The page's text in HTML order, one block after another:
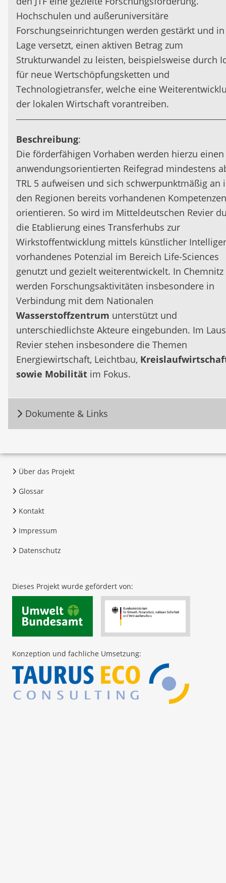
Hochschulen und außeruniversitäre
Forschungseinrichtungen werden gestärkt und
Lage versetzt, einen aktiven Betrag zum
Strukturwandel zu leisten, beispielsweise durch
für neue Wertschöpfungsketten und
Technologietransfer, welche eine
der lokalen Wirtschaft vorantreiben.
Beschreibung:
Die förderfähigen Vorhaben werden hierzu einen
anwendungsorientierten Reifegrad mindestens
TRL 5 aufweisen und sich schwerpunktmäßig an
den Regionen bereits vorhandenen Kompetenzen
orientieren. So wird im Mitteldeutschen Revier
die Etablierung eines Transferhubs zur
Wirkstoffentwicklung mittels künstlicher
vorhandenes Potenzial im Bereich Life-Sciences
genutzt und gezielt weiterentwickelt. In Chemnitz
werden Forschungsaktivitäten insbesondere in
Verbindung mit dem Nationalen
Wasserstoffzentrum unterstützt und
unterschiedlichste Akteure eingebunden. Im
Revier stehen insbesondere die Themen
Energiewirtschaft, Leichtbau,
sowie Mobilität im Fokus.
Dokumente & Links
Über das Projekt
Glossar
Kontakt
Impressum
Datenschutz
Dieses Projekt wurde gefördert von:
Konzeption und fachliche Umsetzung: